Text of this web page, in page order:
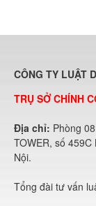
CÔNG TY LUẬT
TRỤ SỞ CHÍNH
Địa chỉ: Phòng
TOWER, số
Nội.
Tổng đài tư vấn